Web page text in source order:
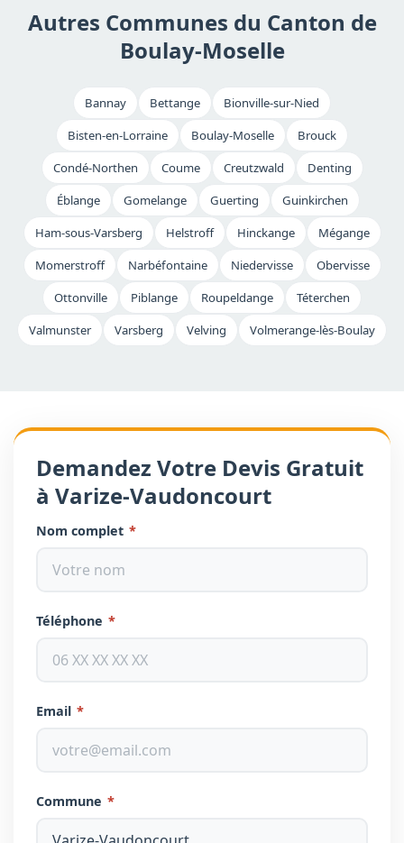
financières (MaPrimeRénov', CEE, éco-PTZ).
Autres Communes du Canton de
Boulay-Moselle
Bannay Bettange
Bionville-sur-Nied
Bisten-en-Lorraine
Boulay-Moselle
Brouck
Condé-Northen
Coume Creutzwald
Denting
Éblange
Gomelange Guerting
Guinkirchen
Ham-sous-Varsberg
Helstroff Hinckange
Mégange
Momerstroff
Narbéfontaine Niedervisse
Obervisse
Ottonville
Piblange Roupeldange
Téterchen
Valmunster
Varsberg Velving Volmerange-lès-Boulay
Demandez Votre Devis Gratuit
à Varize-Vaudoncourt
Nom complet *
Téléphone *
Email *
Commune *